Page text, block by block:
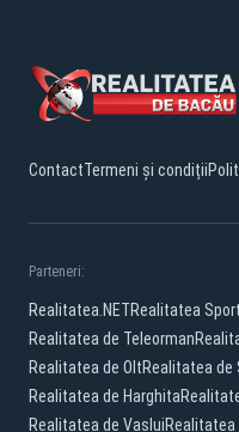
ContactTermeni și condiții
Parteneri:
Realitatea.NETRealitatea
Realitatea de Teleorman
Realitatea de OltRealitatea de
Realitatea de Harghita
Realitatea de VasluiRealitatea